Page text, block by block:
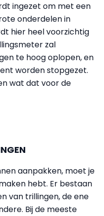
ingezet om met een
onderdelen in
hier heel voorzichtig
zal
te hoog oplopen, en
worden stopgezet.
wat dat voor de
aanpakken, moet je
hebt. Er bestaan
van trillingen, de ene
Bij de meeste